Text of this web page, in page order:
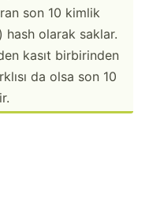
son 10 kimlik
hash olarak saklar.
kasıt birbir­inden
da olsa son 10